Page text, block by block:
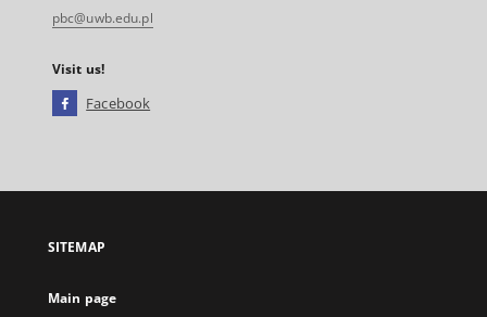
pbc@uwb.edu.pl
Visit us!
Facebook
open
new
SITEMAP
Main page